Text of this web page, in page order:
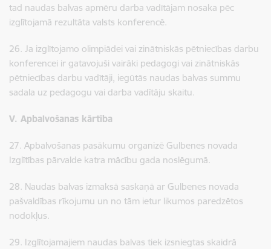
tad naudas balvas apmēru darba vadītājam nosaka pēc
izglītojamā rezultāta valsts konferencē.
26. Ja izglītojamo olimpiādei vai zinātniskās pētniecības darbu
konferencei ir gatavojuši vairāki pedagogi vai zinātniskās
pētniecības darbu vadītāji, iegūtās naudas balvas summu
sadala uz pedagogu vai darba vadītāju skaitu.
V. Apbalvošanas kārtība
27. Apbalvošanas pasākumu organizē Gulbenes novada
Izglītības pārvalde katra mācību gada noslēgumā.
28. Naudas balvas izmaksā saskaņā ar Gulbenes novada
pašvaldības rīkojumu un no tām ietur likumos paredzētos
nodokļus.
29. Izglītojamajiem naudas balvas tiek izsniegtas skaidrā